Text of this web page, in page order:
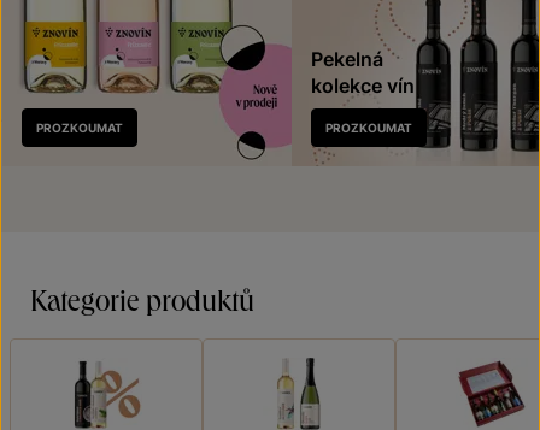
Nově
v prodeji
PROZKOUMAT
Pekelná
kolekce vín
PROZKOUMAT
Kategorie produktů